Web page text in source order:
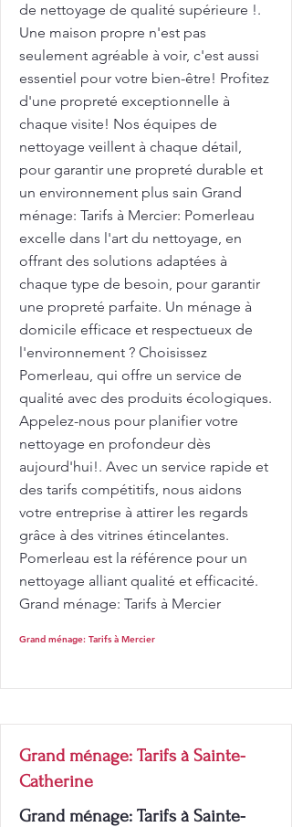
de nettoyage de qualité supérieure !.
Une maison propre n'est pas
seulement agréable à voir, c'est aussi
essentiel pour votre bien-être! Profitez
d'une propreté exceptionnelle à
chaque visite! Nos équipes de
nettoyage veillent à chaque détail,
pour garantir une propreté durable et
un environnement plus sain Grand
ménage: Tarifs à Mercier: Pomerleau
excelle dans l'art du nettoyage, en
offrant des solutions adaptées à
chaque type de besoin, pour garantir
une propreté parfaite. Un ménage à
domicile efficace et respectueux de
l'environnement ? Choisissez
Pomerleau, qui offre un service de
qualité avec des produits écologiques.
Appelez-nous pour planifier votre
nettoyage en profondeur dès
aujourd'hui!. Avec un service rapide et
des tarifs compétitifs, nous aidons
votre entreprise à attirer les regards
grâce à des vitrines étincelantes.
Pomerleau est la référence pour un
nettoyage alliant qualité et efficacité.
Grand ménage: Tarifs à Mercier
Grand ménage: Tarifs à Mercier
Grand ménage: Tarifs à Sainte-
Catherine
Grand ménage: Tarifs à Sainte-